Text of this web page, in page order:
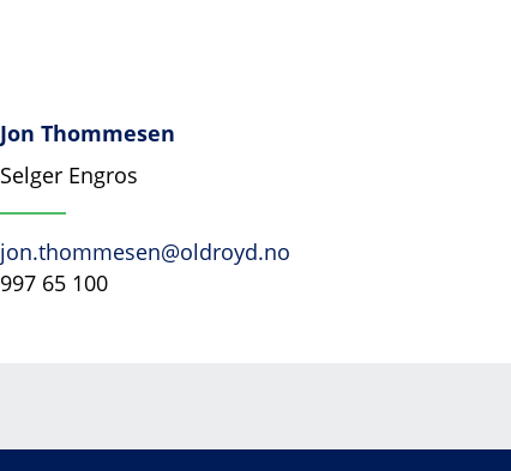
Jon Thommesen
Selger Engros
jon.thommesen@oldroyd.no
997 65 100